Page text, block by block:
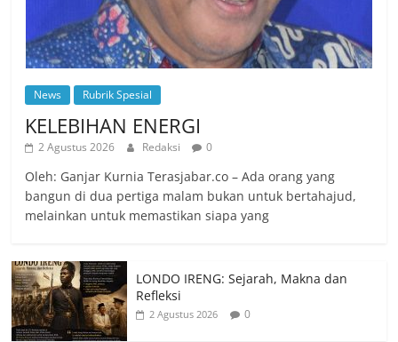
News Rubrik Spesial
KELEBIHAN ENERGI
2 Agustus 2026 Redaksi 0
Oleh: Ganjar Kurnia Terasjabar.co – Ada orang yang
bangun di dua pertiga malam bukan untuk bertahajud,
melainkan untuk memastikan siapa yang
LONDO IRENG: Sejarah, Makna dan
Refleksi
2 Agustus 2026 0